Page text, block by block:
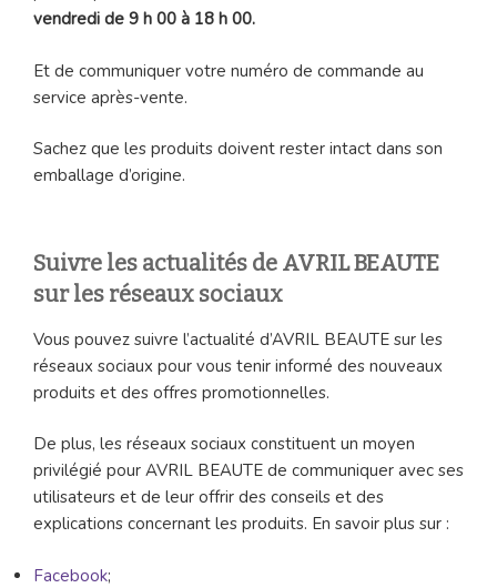
vendredi de 9 h 00 à 18 h 00.
Et de communiquer votre numéro de commande au
service après-vente.
Sachez que les produits doivent rester intact dans son
emballage d’origine.
Suivre les actualités de AVRIL BEAUTE
sur les réseaux sociaux
Vous pouvez suivre l’actualité d’AVRIL BEAUTE sur les
réseaux sociaux pour vous tenir informé des nouveaux
produits et des offres promotionnelles.
De plus, les réseaux sociaux constituent un moyen
privilégié pour AVRIL BEAUTE de communiquer avec ses
utilisateurs et de leur offrir des conseils et des
explications concernant les produits. En savoir plus sur :
Facebook;